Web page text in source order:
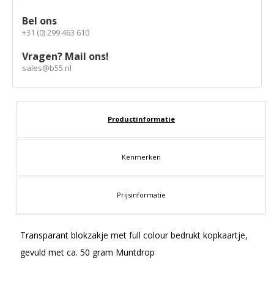
Bel ons
+31 (0) 299 463 610
Vragen? Mail ons!
sales@b55.nl
Productinformatie
Kenmerken
Prijsinformatie
Transparant blokzakje met full colour bedrukt kopkaartje,
gevuld met ca. 50 gram Muntdrop